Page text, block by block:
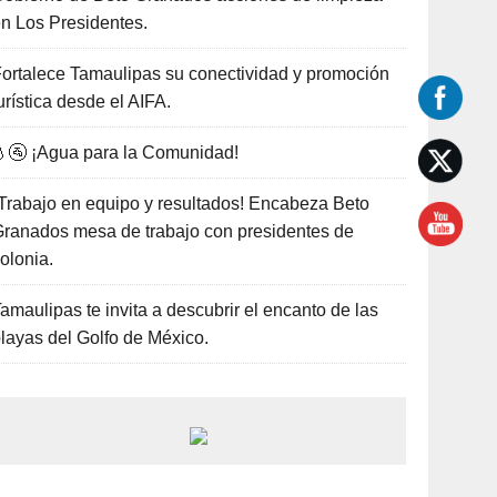
Los Presidentes.
Tamaulipas su conectividad y promoción
desde el AIFA.
¡Agua para la Comunidad!
en equipo y resultados! Encabeza Beto
mesa de trabajo con presidentes de
te invita a descubrir el encanto de las
del Golfo de México.